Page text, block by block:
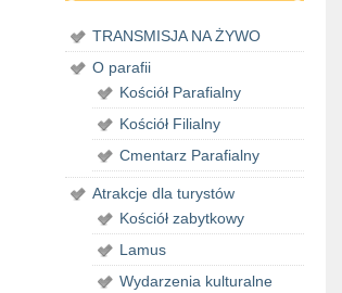
TRANSMISJA NA ŻYWO
O parafii
Kościół Parafialny
Kościół Filialny
Cmentarz Parafialny
Atrakcje dla turystów
Kościół zabytkowy
Lamus
Wydarzenia kulturalne